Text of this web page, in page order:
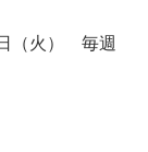
（火） 毎週